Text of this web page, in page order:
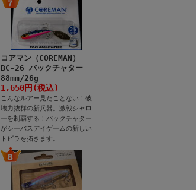
コアマン（COREMAN）
BC-26 バックチャター
88mm/26g
1,650円(税込)
こんなルアー見たことない！破
壊力抜群の新兵器。激戦シャロ
ーを制覇する！バックチャター
がシーバスデイゲームの新しい
トビラを拓きます。